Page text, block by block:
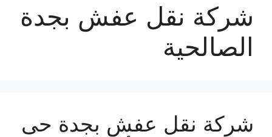
شركة نقل عفش بجدة
الصالحية
شركة نقل عفش بجدة حى